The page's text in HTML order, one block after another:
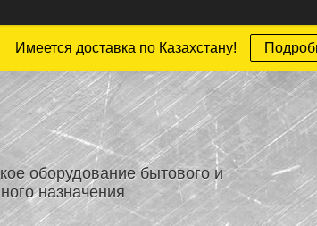
Имеется доставка по Казахстану!
оборудование бытового и
назначения